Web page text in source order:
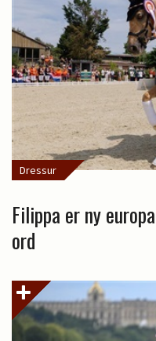
Dressur
Filippa er ny
ord